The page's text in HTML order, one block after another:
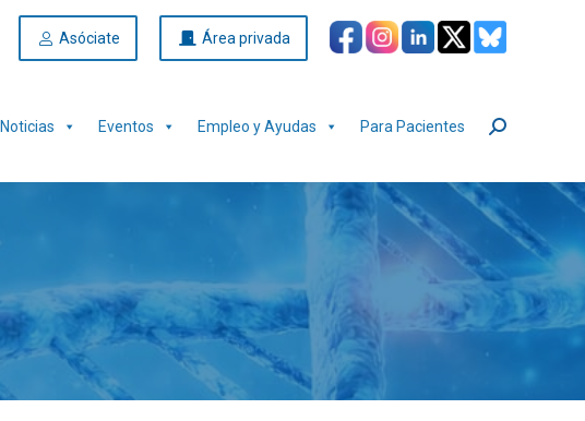
Asóciate Área privada
Noticias Eventos Empleo y Ayudas Para Pacientes Buscar: